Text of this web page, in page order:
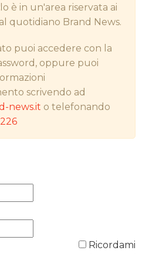
è in un'area riservata ai
quotidiano Brand News.
puoi accedere con la
oppure puoi
scrivendo ad
news.it o telefonando
Ricordami